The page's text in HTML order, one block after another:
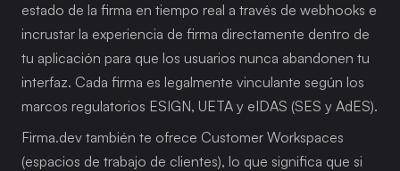
estado de la firma en tiempo real a través de webhooks e
incrustar la experiencia de firma directamente dentro de
tu aplicación para que los usuarios nunca abandonen tu
interfaz. Cada firma es legalmente vinculante según los
marcos regulatorios ESIGN, UETA y eIDAS (SES y AdES).
Firma.dev también te ofrece Customer Workspaces
(espacios de trabajo de clientes), lo que significa que si